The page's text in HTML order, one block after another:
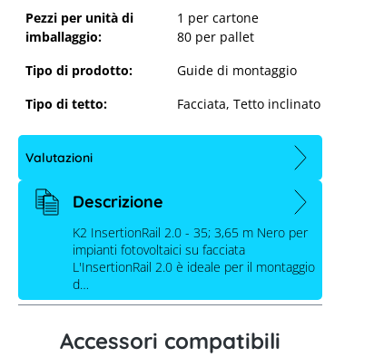
Pezzi per unità di
imballaggio:
1 per cartone
80 per pallet
Tipo di prodotto:
Guide di montaggio
Tipo di tetto:
Facciata, Tetto inclinato
Valutazioni
Descrizione
K2 InsertionRail 2.0 - 35; 3,65 m Nero per
impianti fotovoltaici su facciata
L'InsertionRail 2.0 è ideale per il montaggio
d…
Accessori compatibili